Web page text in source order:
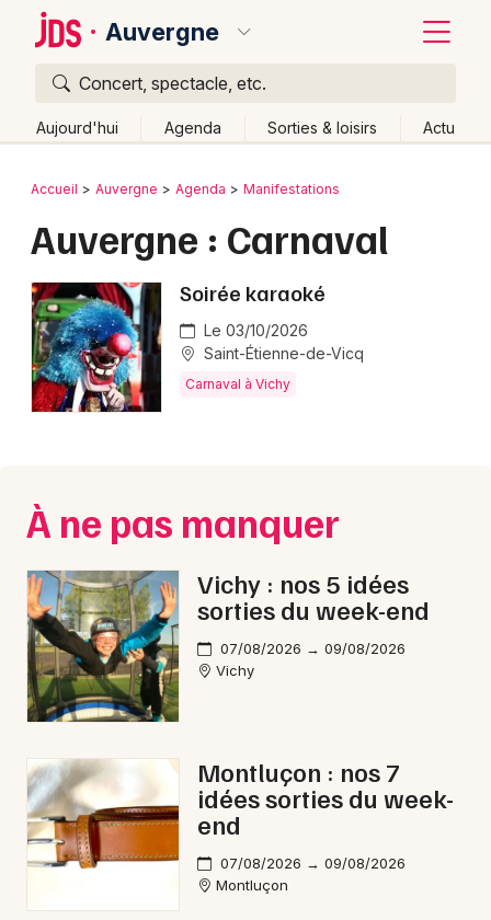
Auvergne
Concert, spectacle, etc.
Aujourd'hui Agenda Sorties & loisirs Actu
Publier un événement
Grands événements
Activité & Expérience
Spectacles
Concerts
Sports
Soirées
Expos
Sorties & loisirs
Bordeaux
Lille
Lyon
Marseille
Montpellier
Nantes
Nice
Paris
Strasbourg
Toulouse
Toutes les villes
Retour
Accueil Auvergne Agenda Manifestations
Auvergne : Carnaval
Soirée karaoké
Le 03/10/2026
Saint-Étienne-de-Vicq
Carnaval à Vichy
À ne pas manquer
Vichy : nos 5 idées
sorties du week-end
07/08/2026 → 09/08/2026
Vichy
Montluçon : nos 7
idées sorties du week-
end
07/08/2026 → 09/08/2026
Montluçon
Quoi ?
Où ?
Quand ?
Aujourd'hui
Demain Ce week-end